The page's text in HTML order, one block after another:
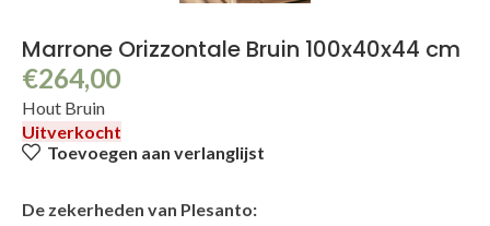
Marrone Orizzontale Bruin 100x40x44 cm
€264,00
Hout Bruin
Uitverkocht
Toevoegen aan verlanglijst
De zekerheden van Plesanto: